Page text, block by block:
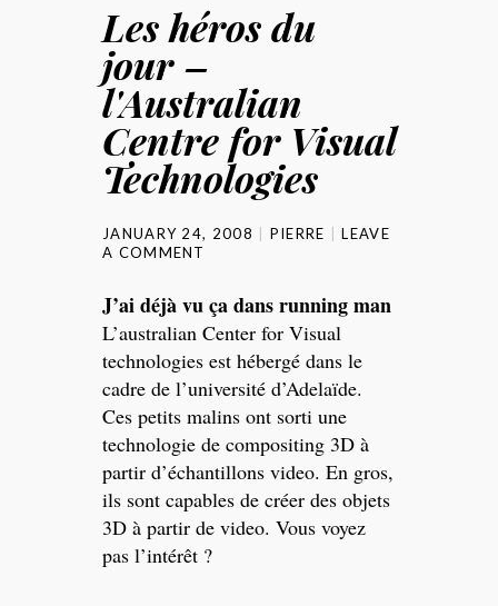
Les héros du
jour –
l'Australian
Centre for Visual
Technologies
JANUARY 24, 2008 PIERRE
LEAVE
A COMMENT
J’ai déjà vu ça dans running man
L’australian Center for Visual
technologies est hébergé dans le
cadre de l’université d’Adelaïde.
Ces petits malins ont sorti une
technologie de compositing 3D à
partir d’échantillons video. En gros,
ils sont capables de créer des objets
3D à partir de video. Vous voyez
pas l’intérêt ?